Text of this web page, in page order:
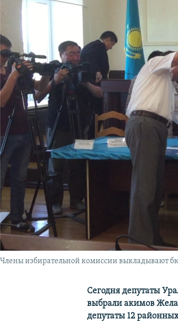
Члены избирательной комиссии выкладывают
Сегодня депутаты
выбрали акимов
депутаты 12